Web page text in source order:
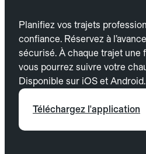
Planifiez vos trajets
confiance. Réservez à
sécurisé. À chaque trajet une
vous pourrez suivre votre
Disponible sur iOS et Android.
Téléchargez l'application